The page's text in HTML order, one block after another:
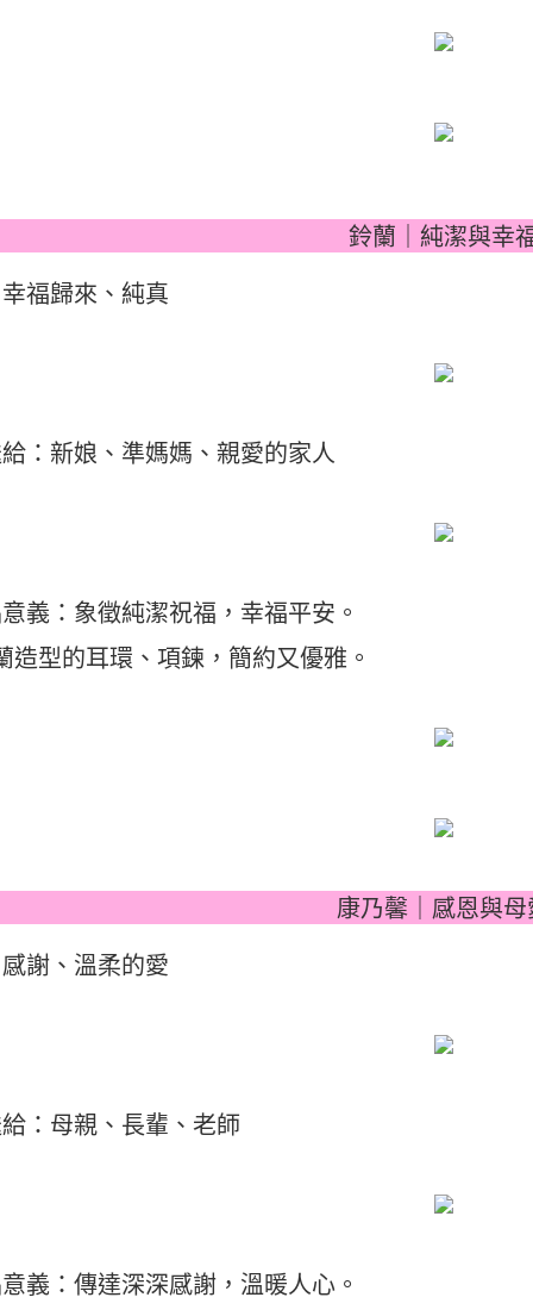
鈴蘭｜純潔與幸
福歸來、純真
：新娘、準媽媽、親愛的家人
義：象徵純潔祝福，幸福平安。
造型的耳環、項鍊，簡約又優雅。
康乃馨｜感恩與母
謝、溫柔的愛
：母親、長輩、老師
義：傳達深深感謝，溫暖人心。